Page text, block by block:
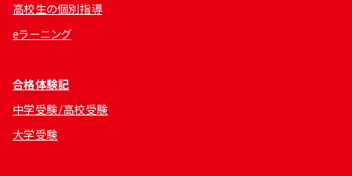
高校生の個別指導
eラーニング
合格体験記
中学受験/高校受験
大学受験